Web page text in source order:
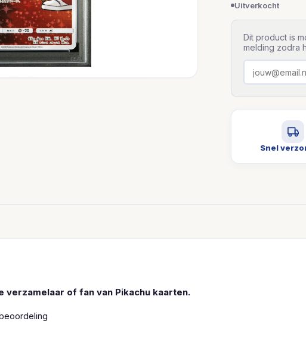
Uitverkocht
Dit product is
melding zodra
Snel
verzamelaar of fan van Pikachu kaarten.